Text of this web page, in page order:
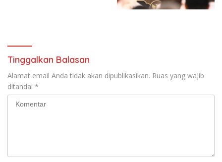
Kesejahteraan Sosial dalam
Tinggalkan Balasan
Alamat email Anda tidak akan dipublikasikan. Ruas yang wajib
ditandai *